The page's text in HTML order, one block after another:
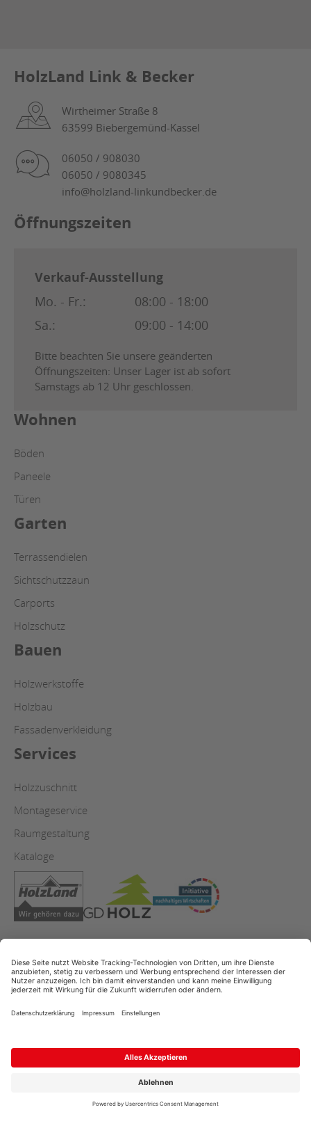
HolzLand Link & Becker
Wirtheimer Straße 8
63599 Biebergemünd-Kassel
06050 / 908030
06050 / 9080345
info@holzland-linkundbecker.de
Öffnungszeiten
Verkauf-Ausstellung
Mo. - Fr.:
08:00 - 18:00
Sa.:
09:00 - 14:00
Bitte beachten Sie unsere geänderten
Öffnungszeiten: Unser Lager ist ab sofort
Samstags ab 12 Uhr geschlossen.
Wohnen
Böden
Paneele
Türen
Garten
Terrassendielen
Sichtschutzzaun
Carports
Holzschutz
Bauen
Holzwerkstoffe
Holzbau
Fassadenverkleidung
Services
Holzzuschnitt
Montageservice
Raumgestaltung
Kataloge
Copyright
Datenschutz
Impressum